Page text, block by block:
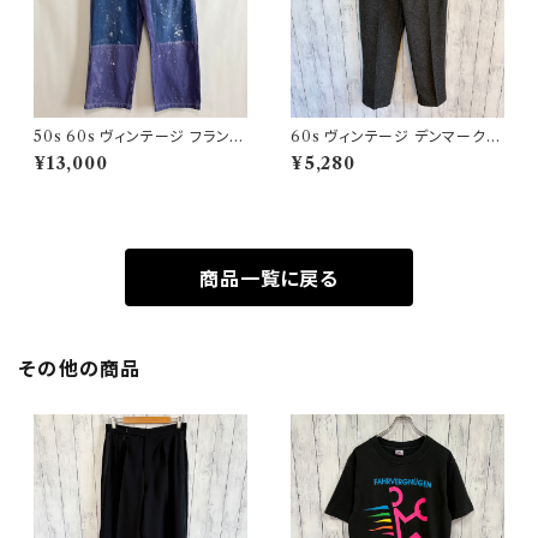
50s 60s ヴィンテージ フランス
軍 ワークパンツ ペンキ パッチワ
ーク
¥13,000
60s ヴィンテージ デンマーク軍
ウールパンツ ミリタリーパンツ
スラックス
¥5,280
商品一覧に戻る
その他の商品